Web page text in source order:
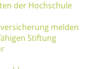
der Hochschule
melden
Stiftung